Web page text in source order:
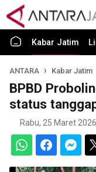
Kabar Jatim
ANTARA Kabar Jatim
BPBD
status
Rabu, 25 Maret